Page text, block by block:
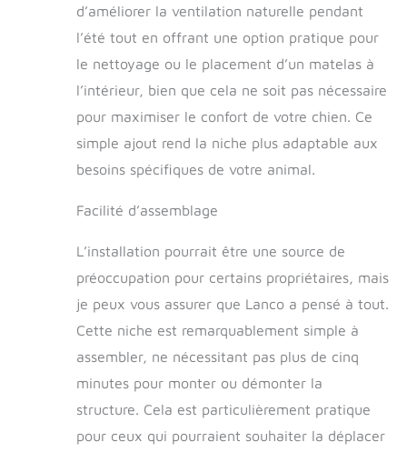
d’améliorer la ventilation naturelle pendant
l’été tout en offrant une option pratique pour
le nettoyage ou le placement d’un matelas à
l’intérieur, bien que cela ne soit pas nécessaire
pour maximiser le confort de votre chien. Ce
simple ajout rend la niche plus adaptable aux
besoins spécifiques de votre animal.
Facilité d’assemblage
L’installation pourrait être une source de
préoccupation pour certains propriétaires, mais
je peux vous assurer que Lanco a pensé à tout.
Cette niche est remarquablement simple à
assembler, ne nécessitant pas plus de cinq
minutes pour monter ou démonter la
structure. Cela est particulièrement pratique
pour ceux qui pourraient souhaiter la déplacer